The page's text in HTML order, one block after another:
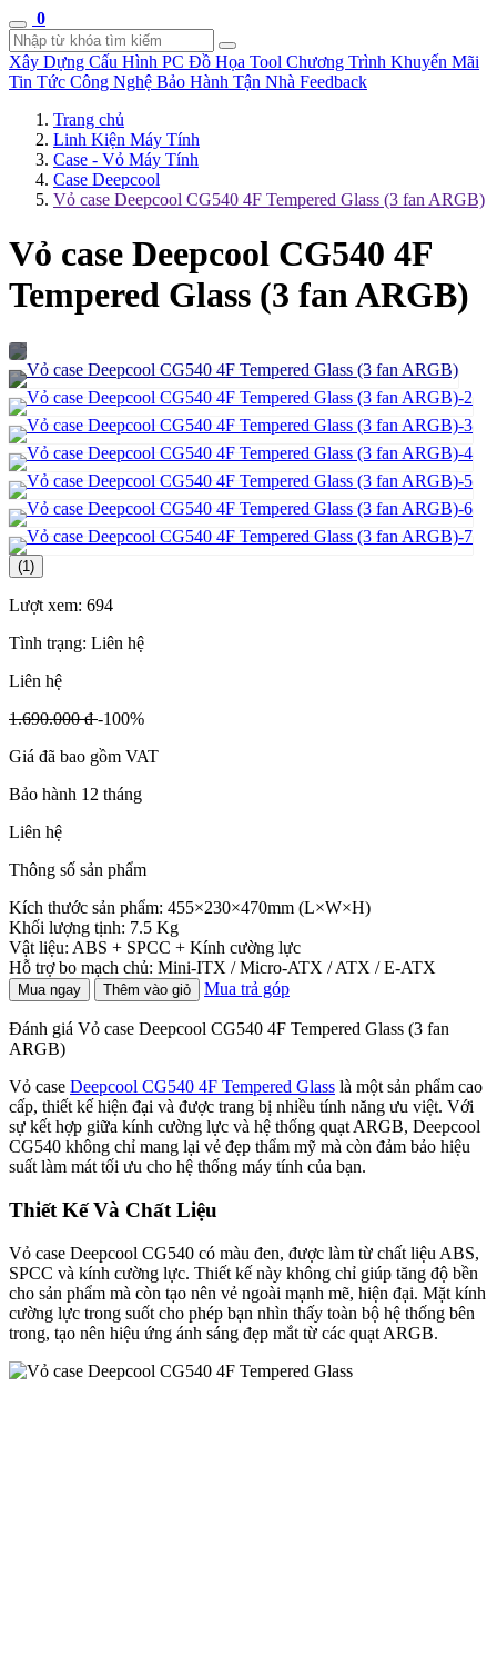
0
Xây Dựng Cấu Hình PC Đồ Họa Tool Chương Trình Khuyến Mãi
Tin Tức Công Nghệ Bảo Hành Tận Nhà Feedback
Trang chủ
Linh Kiện Máy Tính
Case - Vỏ Máy Tính
Case Deepcool
Vỏ case Deepcool CG540 4F Tempered Glass (3 fan ARGB)
Vỏ case Deepcool CG540 4F
Tempered Glass (3 fan ARGB)
(1)
Lượt xem: 694
Tình trạng: Liên hệ
Liên hệ
1.690.000 đ-100%
Giá đã bao gồm VAT
Bảo hành 12 tháng
Liên hệ
Thông số sản phẩm
Kích thước sản phẩm: 455×230×470mm (L×W×H)
Khối lượng tịnh: 7.5 Kg
Vật liệu: ABS + SPCC + Kính cường lực
Hỗ trợ bo mạch chủ: Mini-ITX / Micro-ATX / ATX / E-ATX
Mua ngay Thêm vào giỏ Mua trả góp
Đánh giá Vỏ case Deepcool CG540 4F Tempered Glass (3 fan
ARGB)
Vỏ case Deepcool CG540 4F Tempered Glass là một sản phẩm cao
cấp, thiết kế hiện đại và được trang bị nhiều tính năng ưu việt. Với
sự kết hợp giữa kính cường lực và hệ thống quạt ARGB, Deepcool
CG540 không chỉ mang lại vẻ đẹp thẩm mỹ mà còn đảm bảo hiệu
suất làm mát tối ưu cho hệ thống máy tính của bạn.
Thiết Kế Và Chất Liệu
Vỏ case Deepcool CG540 có màu đen, được làm từ chất liệu ABS,
SPCC và kính cường lực. Thiết kế này không chỉ giúp tăng độ bền
cho sản phẩm mà còn tạo nên vẻ ngoài mạnh mẽ, hiện đại. Mặt kính
cường lực trong suốt cho phép bạn nhìn thấy toàn bộ hệ thống bên
trong, tạo nên hiệu ứng ánh sáng đẹp mắt từ các quạt ARGB.